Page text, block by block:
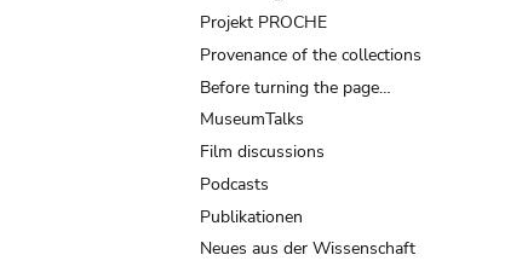
Projekt PROCHE
Provenance of the collections
Before turning the page…
MuseumTalks
Film discussions
Podcasts
Publikationen
Neues aus der Wissenschaft